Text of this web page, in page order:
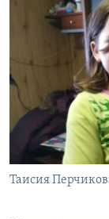
РАСПИСАНИЕ
СОЦИАЛЬНЫЕ СЕТИ
Таисия